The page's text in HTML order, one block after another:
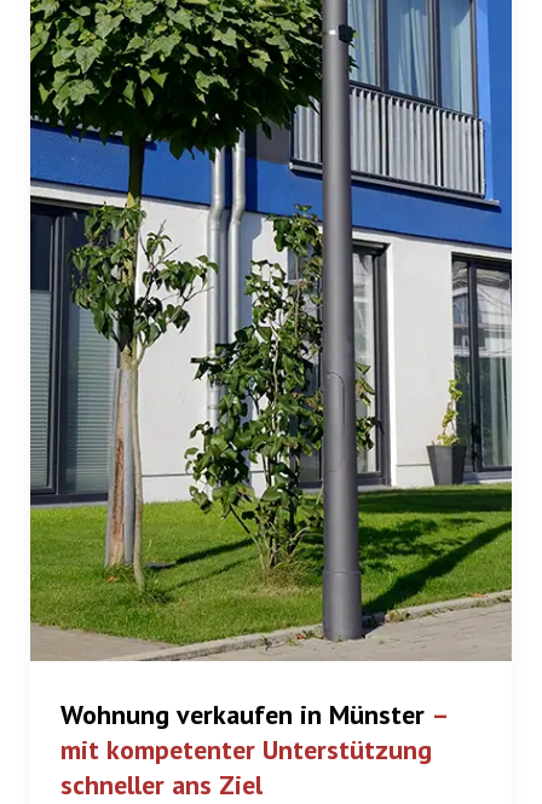
Wohnung verkaufen in Münster –
mit kompetenter Unterstützung
schneller ans Ziel